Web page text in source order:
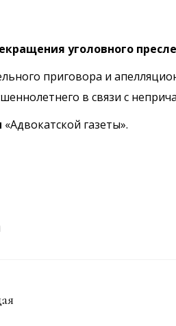
уголовного
приговора и
в связи с
«Адвокатской газеты».